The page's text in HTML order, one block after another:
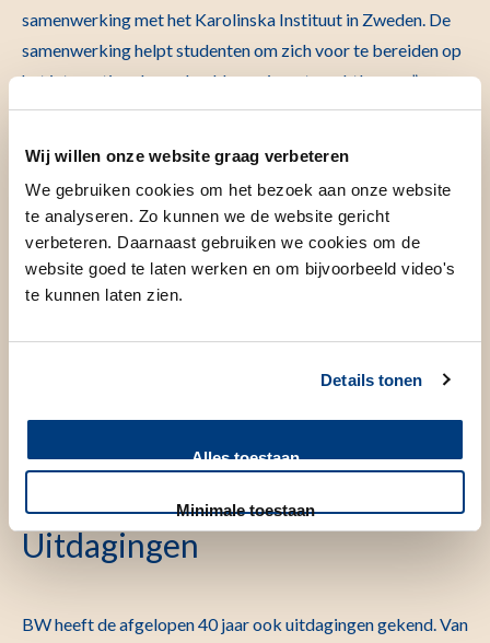
Wij willen onze website graag verbeteren
We gebruiken cookies om het bezoek aan onze website
te analyseren. Zo kunnen we de website gericht
verbeteren. Daarnaast gebruiken we cookies om de
website goed te laten werken en om bijvoorbeeld video's
te kunnen laten zien.
Details tonen
Alles toestaan
Minimale toestaan
samenwerking met het Karolinska Instituut in Zweden. De
samenwerking helpt studenten om zich voor te bereiden op
het internationale werkveld waarin ze terechtkomen.”
studenten ons geven in de Nationale Studentenenquête”,
vertelt Kees Tensen, na elf jaar net afgezwaaid als
opleidingsdirecteur van de bachelor, “Sinds 2015 krijgt de
bachelor het predicaat Topopleiding in de Keuzegids
Universiteiten. Dat is vooral te danken aan onze betrokken
en ingezet. Daarnaast zijn we een van de twee aanbieders
van BW in Nederland die echt in het ziekenhuis zitten in
breed opgeleid.”
Uitdagingen
BW heeft de afgelopen 40 jaar ook uitdagingen gekend. Van